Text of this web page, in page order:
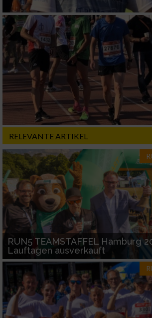
RELEVANTE ARTIKEL
RUN5 TEAMSTAFFEL Hamburg
Lauftagen ausverkauft